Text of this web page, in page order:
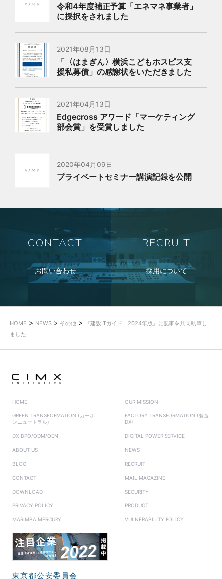
令和4年度補正予算「エネマネ事業者」
に採択をされました
2021年08月13日
「〈はまぎん〉横浜こどもホスピス支
援私募債」の感謝状をいただきました
2021年04月13日
Edgecross アワード「マーケティング
部会賞」を受賞しました
2020年04月09日
プライベートセミナー講演記録を公開
CONTACT
お問い合わせ
RECRUIT
採用について
HOME > NEWS > その他 >
『建設ITガイド 2024年版』に記事を共同執筆し
ました
HOME OUR MISSION
GREEN TRANSFORMATION (カーボ
ンニュートラル)
FACTORY TRANSFORMATION (製造
DX)
DX-BPO/ODM/OEM DIGITAL POWER SERVICE
ABOUT US NEWS
BLOG RECRUIT
CONTACT MAIL MAGAZINE
DOWNLOAD SECURITY
PRIVACY POLICY PRODUCT
MARIMBA MERCURY VULNERABILITY POLICY
東京都公安委員会